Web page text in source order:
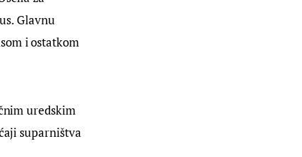
Glavnu
i ostatkom
uredskim
suparništva